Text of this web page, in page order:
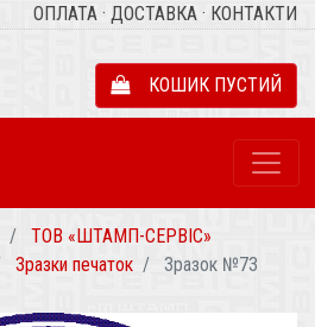
ОПЛАТА · ДОСТАВКА · КОНТАКТИ
КОШИК ПУСТИЙ
ТОВ «ШТАМП-СЕРВІС»
Зразки печаток Зразок №73